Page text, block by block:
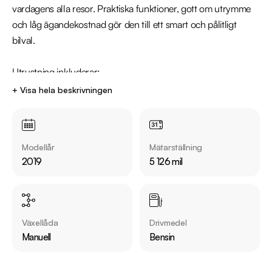
vardagens alla resor. Praktiska funktioner, gott om utrymme
och låg ägandekostnad gör den till ett smart och pålitligt
bilval.
Utrustning inkluderar:
  - Backkamera
våra bilar på https://www.riddermarkbil.se/kopa-bil/?
+ Visa hela beskrivningen
Modellår
2019
Mätarställning
5 126 mil
Växellåda
Manuell
Drivmedel
Bensin